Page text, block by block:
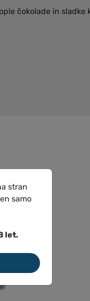
čokolade in sladke
stran
samo
let.